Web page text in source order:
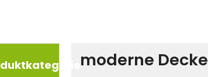
moderne